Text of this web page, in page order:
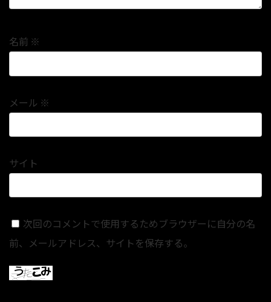
名前 ※
メール ※
サイト
次回のコメントで使用するためブラウザーに自分の名
前、メールアドレス、サイトを保存する。